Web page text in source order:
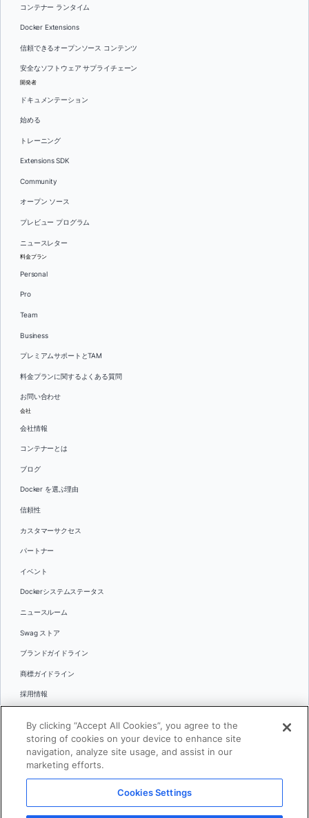
コンテナー ランタイム
Docker Extensions
信頼できるオープンソース コンテンツ
安全なソフトウェア サプライチェーン
開発者
ドキュメンテーション
始める
トレーニング
Extensions SDK
Community
オープン ソース
プレビュー プログラム
ニュースレター
料金プラン
Personal
Pro
Team
Business
プレミアムサポートとTAM
料金プランに関するよくある質問
お問い合わせ
会社
会社情報
コンテナーとは
ブログ
Docker を選ぶ理由
信頼性
カスタマーサクセス
パートナー
イベント
Dockerシステムステータス
ニュースルーム
Swag ストア
ブランドガイドライン
商標ガイドライン
採用情報
言語
日本語
By clicking “Accept All Cookies”, you agree to the
storing of cookies on your device to enhance site
navigation, analyze site usage, and assist in our
marketing efforts.
Cookies Settings